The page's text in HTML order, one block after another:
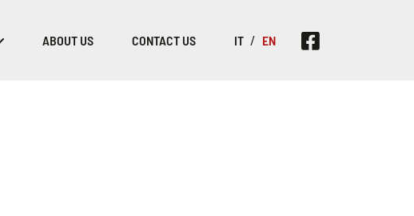
ABOUT US CONTACT US IT EN